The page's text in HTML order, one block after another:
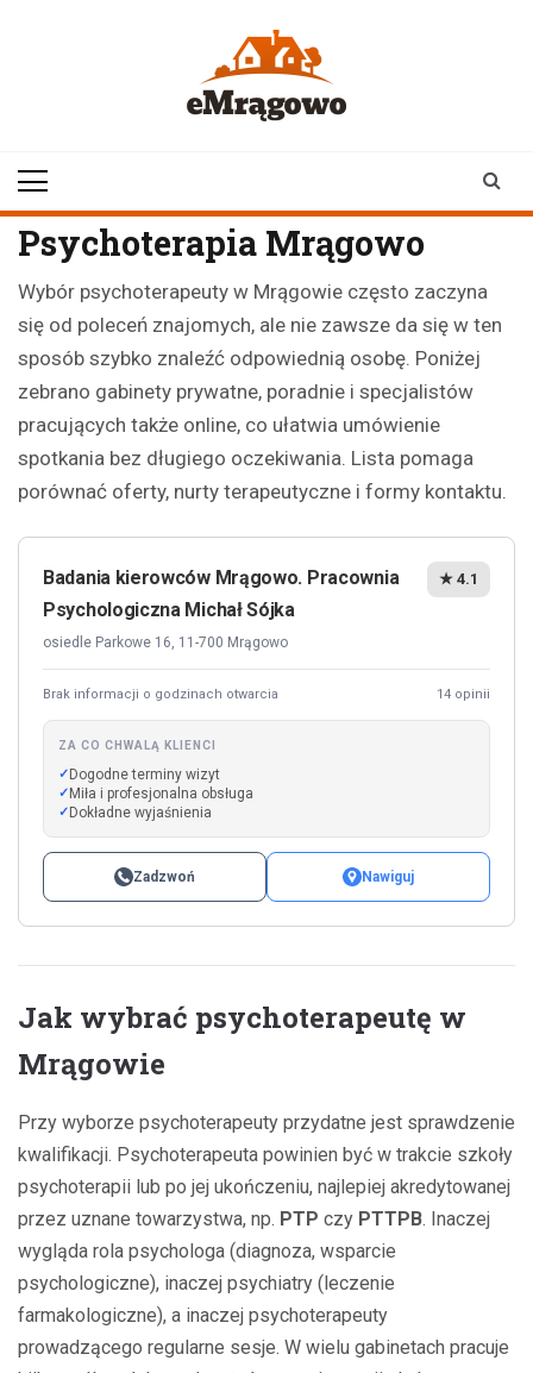
Psychoterapia Mrągowo
Wybór psychoterapeuty w Mrągowie często zaczyna
się od poleceń znajomych, ale nie zawsze da się w ten
sposób szybko znaleźć odpowiednią osobę. Poniżej
zebrano gabinety prywatne, poradnie i specjalistów
pracujących także online, co ułatwia umówienie
spotkania bez długiego oczekiwania. Lista pomaga
porównać oferty, nurty terapeutyczne i formy kontaktu.
Badania kierowców Mrągowo. Pracownia
Psychologiczna Michał Sójka
osiedle Parkowe 16, 11-700 Mrągowo
★ 4.1
Brak informacji o godzinach otwarcia 14 opinii
ZA CO CHWALĄ KLIENCI
Dogodne terminy wizyt
Miła i profesjonalna obsługa
Dokładne wyjaśnienia
Zadzwoń Nawiguj
Jak wybrać psychoterapeutę w
Mrągowie
Przy wyborze psychoterapeuty przydatne jest sprawdzenie
kwalifikacji. Psychoterapeuta powinien być w trakcie szkoły
psychoterapii lub po jej ukończeniu, najlepiej akredytowanej
przez uznane towarzystwa, np. PTP czy PTTPB. Inaczej
wygląda rola psychologa (diagnoza, wsparcie
psychologiczne), inaczej psychiatry (leczenie
farmakologiczne), a inaczej psychoterapeuty
prowadzącego regularne sesje. W wielu gabinetach pracuje